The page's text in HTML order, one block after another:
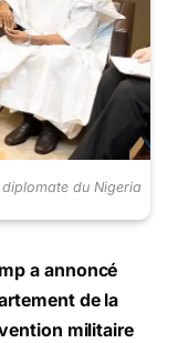
du Nigeria
a annoncé
de la
militaire